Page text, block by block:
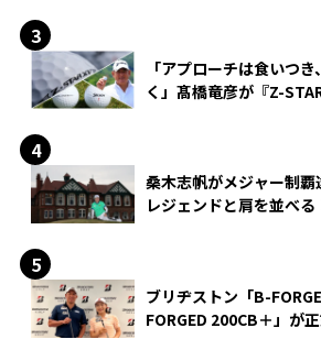
「アプローチは食いつ
く」髙橋竜彦が『Z-
桑木志帆がメジャー制
レジェンドと肩を並べる
ブリヂストン「B-
FORGED 200CB＋」